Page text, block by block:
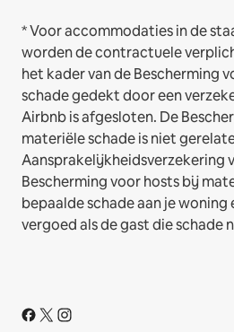
* Voor accommodaties in de
worden de contractuele
het kader van de Bescherming
schade gedekt door een
Airbnb is afgesloten. De
materiële schade is niet
Aansprakelijkheidsverzekering
Bescherming voor hosts bij
bepaalde schade aan je
vergoed als de gast die schade